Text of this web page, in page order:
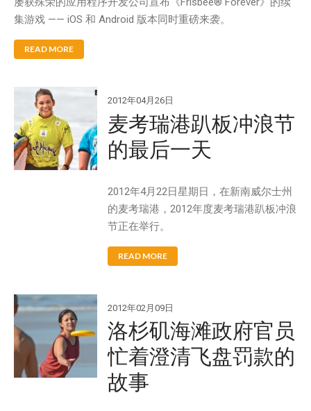
集游戏 —— iOS 和 Android 版本同时重磅来袭。
READ MORE
2012年04月26日
麦考瑞港趴板冲浪节
的最后一天
2012年4月22日星期日，在新南威尔士州
的麦考瑞港，2012年度麦考瑞港趴板冲浪
节正在举行。
READ MORE
2012年02月09日
洛杉矶海滩政府官员
忙着澄清飞盘罚款的
故事